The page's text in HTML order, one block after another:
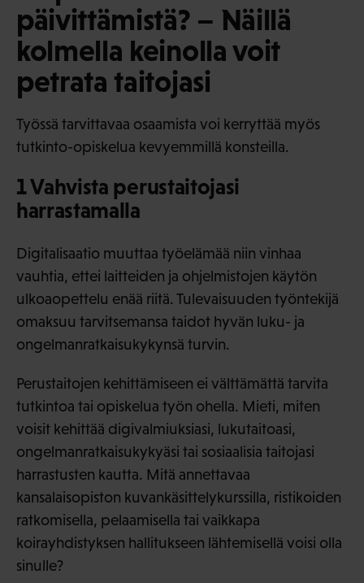
päivittämistä? – Näillä
kolmella keinolla voit
petrata taitojasi
Työssä tarvittavaa osaamista voi kerryttää myös
tutkinto-opiskelua kevyemmillä konsteilla.
1 Vahvista perustaitojasi
harrastamalla
Digitalisaatio muuttaa työelämää niin vinhaa
vauhtia, ettei laitteiden ja ohjelmistojen käytön
ulkoaopettelu enää riitä. Tulevaisuuden työntekijä
omaksuu tarvitsemansa taidot hyvän luku- ja
ongelmanratkaisukykynsä turvin.
Perustaitojen kehittämiseen ei välttämättä tarvita
tutkintoa tai opiskelua työn ohella. Mieti, miten
voisit kehittää digivalmiuksiasi, lukutaitoasi,
ongelmanratkaisukykyäsi tai sosiaalisia taitojasi
harrastusten kautta. Mitä annettavaa
kansalaisopiston kuvankäsittelykurssilla, ristikoiden
ratkomisella, pelaamisella tai vaikkapa
koirayhdistyksen hallitukseen lähtemisellä voisi olla
sinulle?